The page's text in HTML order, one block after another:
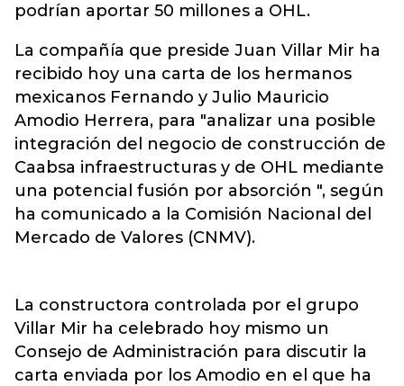
podrían aportar 50 millones a OHL.
La compañía que preside Juan Villar Mir ha
recibido hoy una carta de los hermanos
mexicanos Fernando y Julio Mauricio
Amodio Herrera, para "analizar una posible
integración del negocio de construcción de
Caabsa infraestructuras y de OHL mediante
una potencial fusión por absorción ", según
ha comunicado a la Comisión Nacional del
Mercado de Valores (CNMV).
La constructora controlada por el grupo
Villar Mir ha celebrado hoy mismo un
Consejo de Administración para discutir la
carta enviada por los Amodio en el que ha